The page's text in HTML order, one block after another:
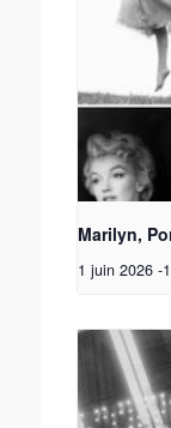
Marilyn,
1 juin 2026 -